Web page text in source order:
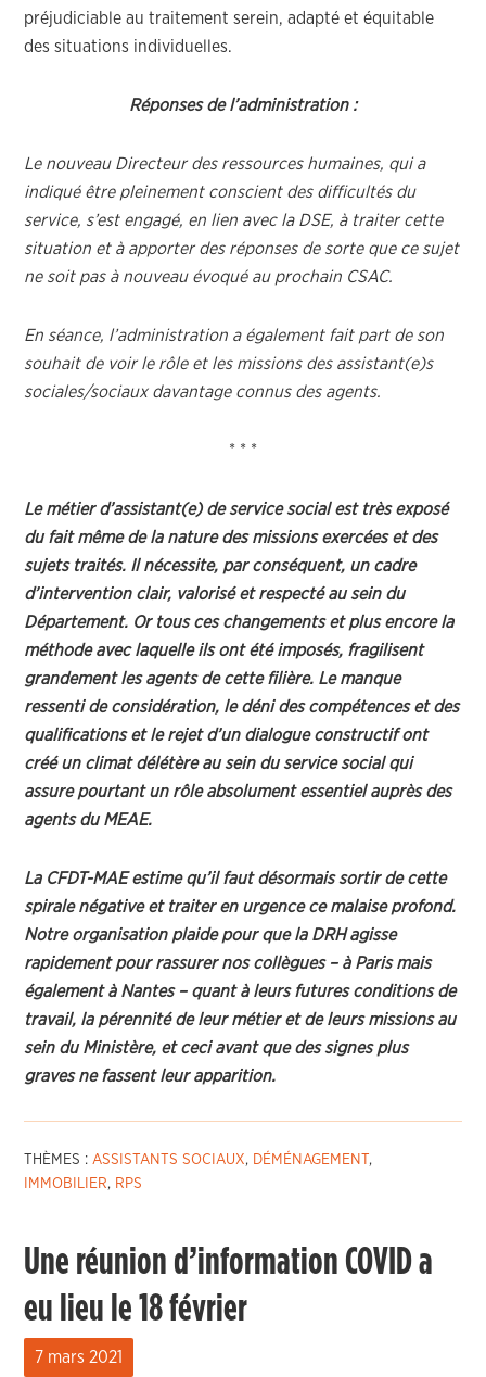
préjudiciable au traitement serein, adapté et équitable
des situations individuelles.
Réponses de l’administration :
Le nouveau Directeur des ressources humaines, qui a
indiqué être pleinement conscient des difficultés du
service, s’est engagé, en lien avec la DSE, à traiter cette
situation et à apporter des réponses de sorte que ce sujet
ne soit pas à nouveau évoqué au prochain CSAC.
En séance, l’administration a également fait part de son
souhait de voir le rôle et les missions des assistant(e)s
sociales/sociaux davantage connus des agents.
* * *
Le métier d’assistant(e) de service social est très exposé
du fait même de la nature des missions exercées et des
sujets traités. Il nécessite, par conséquent, un cadre
d’intervention clair, valorisé et respecté au sein du
Département. Or tous ces changements et plus encore la
méthode avec laquelle ils ont été imposés, fragilisent
grandement les agents de cette filière. Le manque
ressenti de considération, le déni des compétences et des
qualifications et le rejet d’un dialogue constructif ont
créé un climat délétère au sein du service social qui
assure pourtant un rôle absolument essentiel auprès des
agents du MEAE.
La CFDT-MAE estime qu’il faut désormais sortir de cette
spirale négative et traiter en urgence ce malaise profond.
Notre organisation plaide pour que la DRH agisse
rapidement pour rassurer nos collègues – à Paris mais
également à Nantes – quant à leurs futures conditions de
travail, la pérennité de leur métier et de leurs missions au
sein du Ministère, et ceci avant que des signes plus
graves ne fassent leur apparition.
THÈMES :ASSISTANTS SOCIAUX, DÉMÉNAGEMENT ,
IMMOBILIER, RPS
Une réunion d’information COVID a
eu lieu le 18 février
7 mars 2021